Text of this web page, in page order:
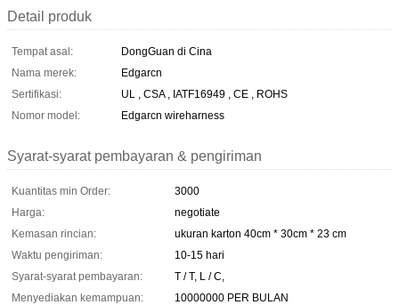
Detail produk
Tempat asal:
DongGuan di Cina
Nama merek:
Edgarcn
Sertifikasi:
UL , CSA , IATF16949 , CE , ROHS
Nomor model:
Edgarcn wireharness
Syarat-syarat pembayaran & pengiriman
Kuantitas min Order:
3000
Harga:
negotiate
Kemasan rincian:
ukuran karton 40cm * 30cm * 23 cm
Waktu pengiriman:
10-15 hari
Syarat-syarat pembayaran:
T / T, L / C,
Menyediakan kemampuan:
10000000 PER BULAN